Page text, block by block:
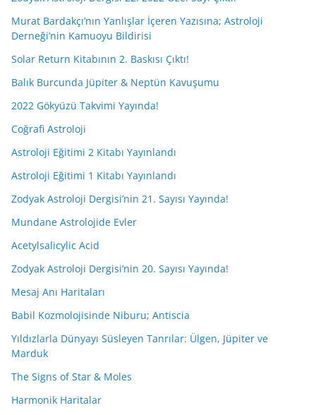
Murat Bardakçı’nın Yanlışlar İçeren Yazısına; Astroloji
Derneği’nin Kamuoyu Bildirisi
Solar Return Kitabının 2. Baskısı Çıktı!
Balık Burcunda Jüpiter & Neptün Kavuşumu
2022 Gökyüzü Takvimi Yayında!
Coğrafi Astroloji
Astroloji Eğitimi 2 Kitabı Yayınlandı
Astroloji Eğitimi 1 Kitabı Yayınlandı
Zodyak Astroloji Dergisi’nin 21. Sayısı Yayında!
Mundane Astrolojide Evler
Acetylsalicylic Acid
Zodyak Astroloji Dergisi’nin 20. Sayısı Yayında!
Mesaj Anı Haritaları
Babil Kozmolojisinde Niburu; Antiscia
Yıldızlarla Dünyayı Süsleyen Tanrılar: Ülgen, Jüpiter ve
Marduk
The Signs of Star & Moles
Harmonik Haritalar